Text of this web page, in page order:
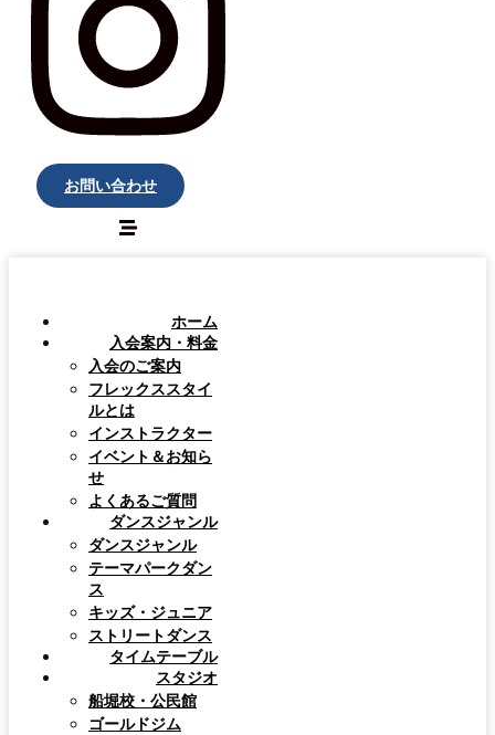
お問い合わせ
ホーム
入会案内・料金
入会のご案内
フレックススタイ
ルとは
インストラクター
イベント＆お知ら
せ
よくあるご質問
ダンスジャンル
ダンスジャンル
テーマパークダン
ス
キッズ・ジュニア
ストリートダンス
タイムテーブル
スタジオ
船堀校・公民館
ゴールドジム